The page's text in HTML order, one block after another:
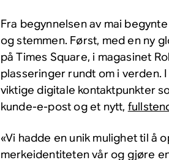
Fra begynnelsen av mai
og stemmen. Først, med en ny
på Times Square, i magasinet
plasseringer rundt om i verden.
viktige digitale kontaktpunkter
kunde-e-post og et nytt,
«Vi hadde en unik mulighet til å
merkeidentiteten vår og gjøre